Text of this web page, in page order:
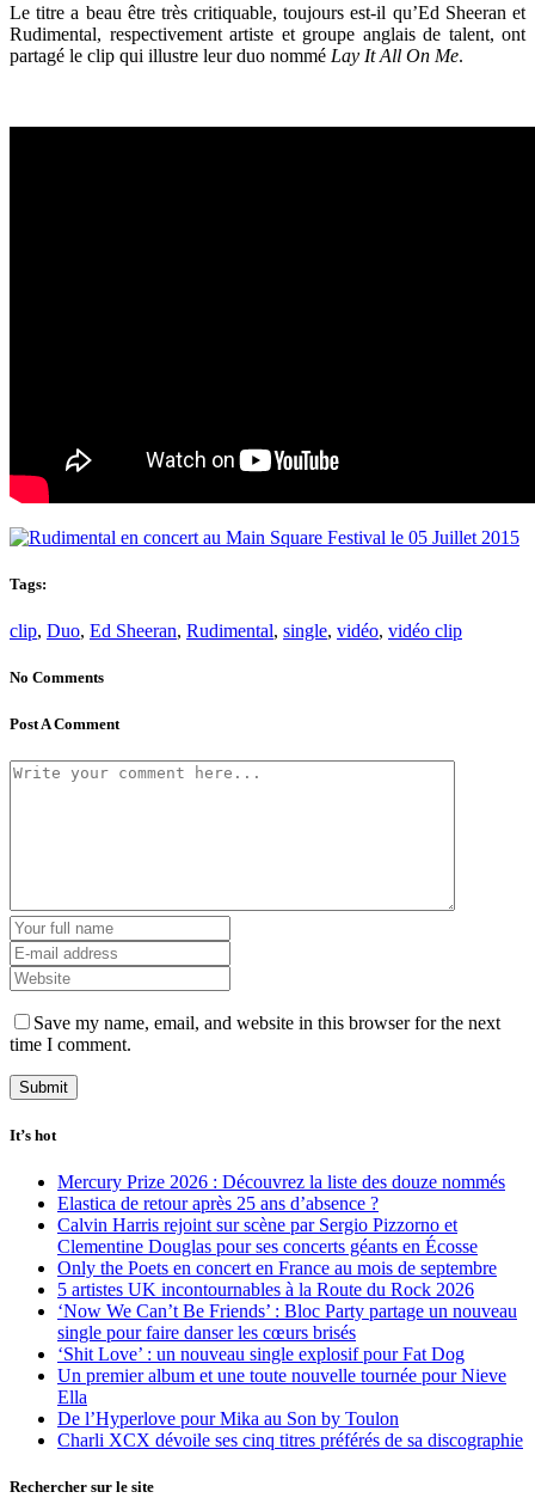
Le titre a beau être très critiquable, toujours est-il qu’Ed Sheeran et
Rudimental, respectivement artiste et groupe anglais de talent, ont
partagé le clip qui illustre leur duo nommé Lay It All On Me.
Tags:
clip, Duo, Ed Sheeran, Rudimental, single, vidéo, vidéo clip
No Comments
Post A Comment
Save my name, email, and website in this browser for the next
time I comment.
It’s hot
Mercury Prize 2026 : Découvrez la liste des douze nommés
Elastica de retour après 25 ans d’absence ?
Calvin Harris rejoint sur scène par Sergio Pizzorno et
Clementine Douglas pour ses concerts géants en Écosse
Only the Poets en concert en France au mois de septembre
5 artistes UK incontournables à la Route du Rock 2026
‘Now We Can’t Be Friends’ : Bloc Party partage un nouveau
single pour faire danser les cœurs brisés
‘Shit Love’ : un nouveau single explosif pour Fat Dog
Un premier album et une toute nouvelle tournée pour Nieve
Ella
De l’Hyperlove pour Mika au Son by Toulon
Charli XCX dévoile ses cinq titres préférés de sa discographie
Rechercher sur le site